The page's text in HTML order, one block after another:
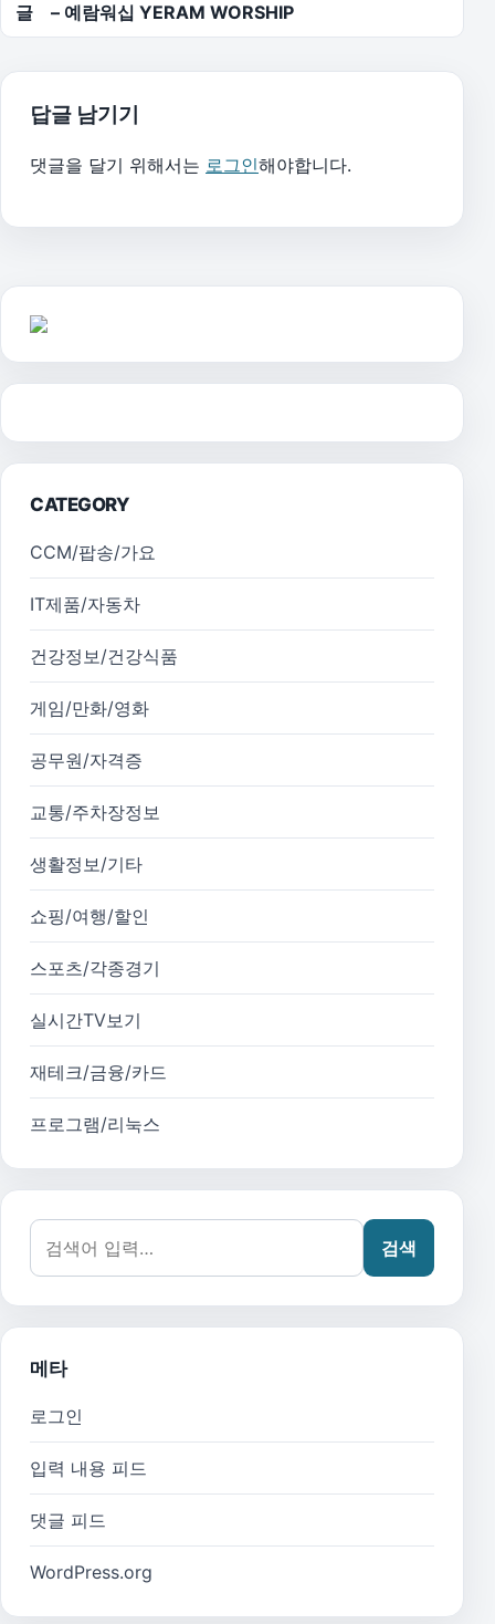
글
– 예람워십 YERAM WORSHIP
답글 남기기
댓글을 달기 위해서는 로그인해야합니다.
CATEGORY
CCM/팝송/가요
IT제품/자동차
건강정보/건강식품
게임/만화/영화
공무원/자격증
교통/주차장정보
생활정보/기타
쇼핑/여행/할인
스포츠/각종경기
실시간TV보기
재테크/금융/카드
프로그램/리눅스
검색어:
검색
메타
로그인
입력 내용 피드
댓글 피드
WordPress.org